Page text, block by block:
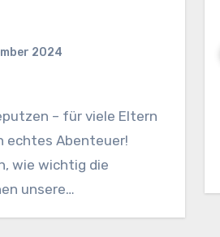
2024
– für viele Eltern
echtes Abenteuer!
wie wichtig die
unsere…